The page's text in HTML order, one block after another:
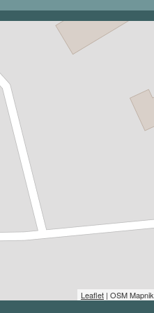
Leaflet | OSM Mapnik